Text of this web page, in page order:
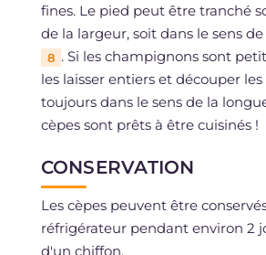
fines. Le pied peut être tranché
de la largeur, soit dans le sens
8 . Si les champignons sont
les laisser entiers et découper
toujours dans le sens de la
cèpes sont prêts à être cuisinés !
CONSERVATION
Les cèpes peuvent être
réfrigérateur pendant environ 2
d'un chiffon.